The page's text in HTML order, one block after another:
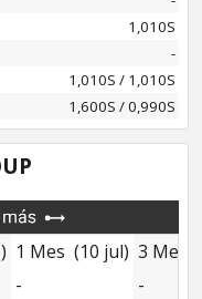
1,010S
-
1,010S / 1,010S
1,600S / 0,990S
1 Mes (10 jul)
-
3
-